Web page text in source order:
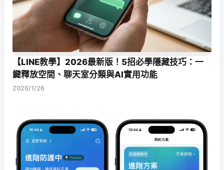
【LINE教學】2026最新版！5招必學隱藏技巧：一
鍵釋放空間、聊天室分類與AI實用功能
2026/1/26